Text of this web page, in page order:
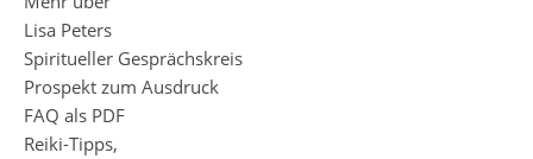
Lisa Peters
Spiritueller Gesprächskreis
Prospekt zum Ausdruck
FAQ als PDF
Reiki-Tipps,